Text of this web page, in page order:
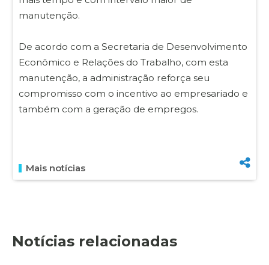
manutenção.
De acordo com a Secretaria de Desenvolvimento
Econômico e Relações do Trabalho, com esta
manutenção, a administração reforça seu
compromisso com o incentivo ao empresariado e
também com a geração de empregos.
Mais notícias
Notícias relacionadas